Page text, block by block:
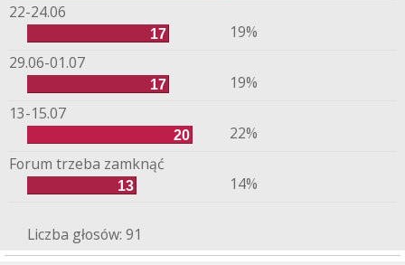
22-24.06
17
19%
29.06-01.07
17
19%
13-15.07
20
22%
Forum trzeba zamknąć
13 14%
Liczba głosów: 91